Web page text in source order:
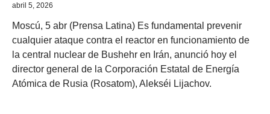
abril 5, 2026
Moscú, 5 abr (Prensa Latina) Es fundamental prevenir
cualquier ataque contra el reactor en funcionamiento de
la central nuclear de Bushehr en Irán, anunció hoy el
director general de la Corporación Estatal de Energía
Atómica de Rusia (Rosatom), Alekséi Lijachov.